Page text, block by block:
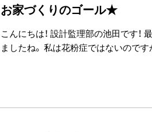
お家づくりのゴール★
こんにちは！ 設計監理部の池田です！
ましたね。 私は花粉症ではないのです